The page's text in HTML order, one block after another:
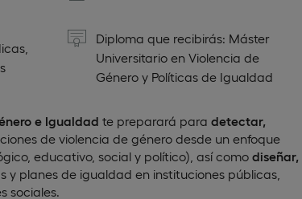
Diploma que recibirás: Máster
Universitario en Violencia de
Género y Políticas de Igualdad
e Igualdad te preparará para detectar,
de violencia de género desde un enfoque
educativo, social y político), así como diseñar,
y planes de igualdad en instituciones públicas,
sociales.